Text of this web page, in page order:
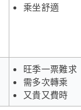
乘坐舒適
旺季一票難求
需多次轉乘
又貴又費時